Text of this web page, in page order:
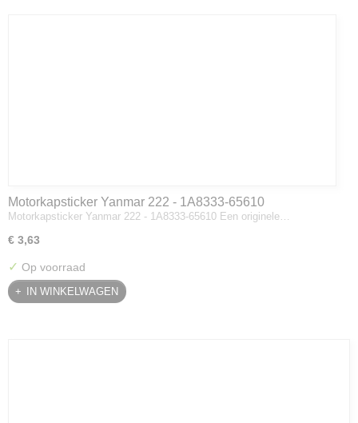
Motorkapsticker Yanmar 222 - 1A8333-65610
Motorkapsticker Yanmar 222 - 1A8333-65610 Een originele…
€ 3,63
✓ Op voorraad
IN WINKELWAGEN